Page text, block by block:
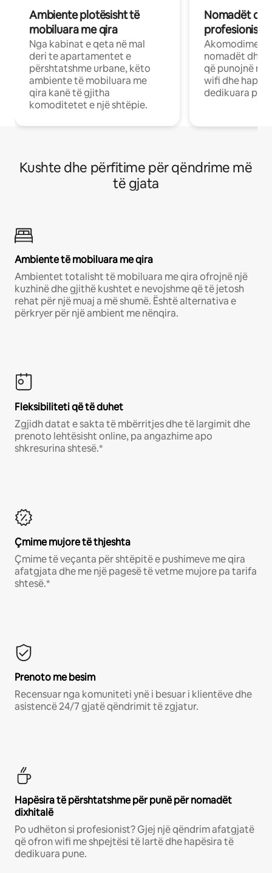
Ambiente plotësisht të
mobiluara me qira
Nga kabinat e qeta në mal
deri te apartamentet e
përshtatshme urbane, këto
ambiente të mobiluara me
qira kanë të gjitha
komoditetet e një shtëpie.
Nomadët
Akomodime
nomadët dhe
që punojnë në
wifi dhe
dedikuara
Kushte dhe përfitime për qëndrime më
të gjata
Ambiente të mobiluara me qira
Ambientet totalisht të mobiluara me qira ofrojnë një
kuzhinë dhe gjithë kushtet e nevojshme që të jetosh
rehat për një muaj a më shumë. Është alternativa e
përkryer për një ambient me nënqira.
Fleksibiliteti që të duhet
Zgjidh datat e sakta të mbërritjes dhe të largimit dhe
prenoto lehtësisht online, pa angazhime apo
shkresurina shtesë.*
Çmime mujore të thjeshta
Çmime të veçanta për shtëpitë e pushimeve me qira
afatgjata dhe me një pagesë të vetme mujore pa tarifa
shtesë.*
Prenoto me besim
Recensuar nga komuniteti ynë i besuar i klientëve dhe
asistencë 24/7 gjatë qëndrimit të zgjatur.
Hapësira të përshtatshme për punë për nomadët
dixhitalë
Po udhëton si profesionist? Gjej një qëndrim afatgjatë
që ofron wifi me shpejtësi të lartë dhe hapësira të
dedikuara pune.